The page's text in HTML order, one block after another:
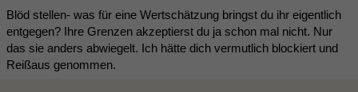
Blöd stellen- was für eine Wertschätzung bringst du ihr eigentlich
entgegen? Ihre Grenzen akzeptierst du ja schon mal nicht. Nur
das sie anders abwiegelt. Ich hätte dich vermutlich blockiert und
Reißaus genommen.